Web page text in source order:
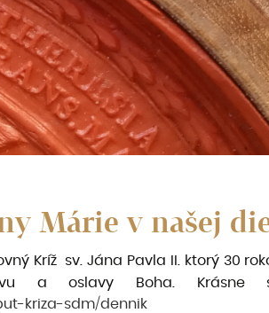
Márie v našej
Kríž sv. Jána Pavla II. ktorý 30
a oslavy Boha. Krásne
kriza-sdm/dennik